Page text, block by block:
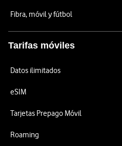
Fibra, móvil y fútbol
Tarifas móviles
Datos ilimitados
eSIM
Tarjetas Prepago Móvil
Roaming